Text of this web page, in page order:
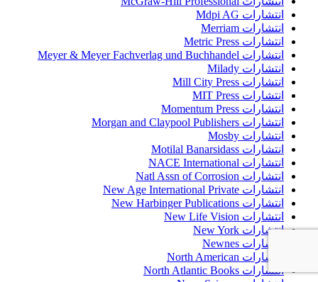
انتشارات Mdpi AG
انتشارات Merriam
انتشارات Metric Press
انتشارات Meyer & Meyer Fachverlag und Buchhandel
انتشارات Milady
انتشارات Mill City Press
انتشارات MIT Press
انتشارات Momentum Press
انتشارات Morgan and Claypool Publishers
انتشارات Mosby
انتشارات Motilal Banarsidass
انتشارات NACE International
انتشارات Natl Assn of Corrosion
انتشارات New Age International Private
انتشارات New Harbinger Publications
انتشارات New Life Vision
انتشارات New York
انتشارات Newnes
انتشارات North American
انتشارات North Atlantic Books